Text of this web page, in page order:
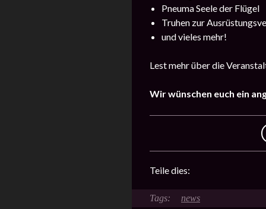
Pneuma Seele der Flügel
Truhen zur
und vieles mehr!
Lest mehr über die
Wir wünschen euch ein
Teile dies:
news